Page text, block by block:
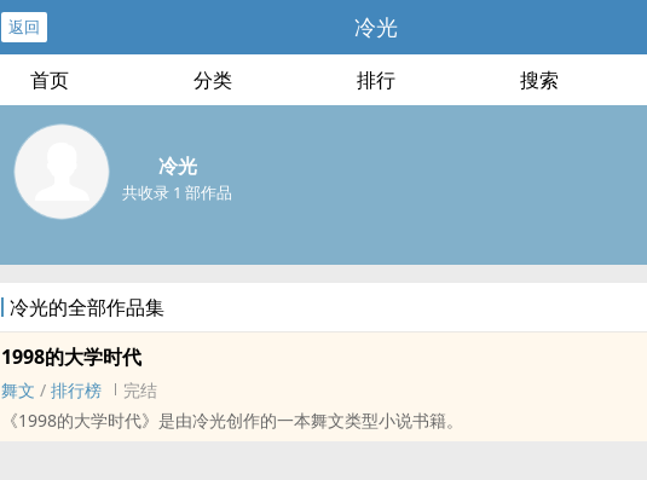
返回 冷光
首页 分类 排行 搜索
冷光
共收录 1 部作品
冷光的全部作品集
1998的大学时代
舞文 / 排行榜
完结
《1998的大学时代》是由冷光创作的一本舞文类型小说书籍。